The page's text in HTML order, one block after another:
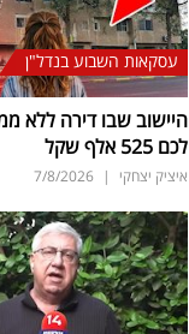
עסקאות השבוע בנדל"ן
היישוב שבו דירה ללא
לכם 525 אלף שקל
איציק יצחקי |
7/8/2026